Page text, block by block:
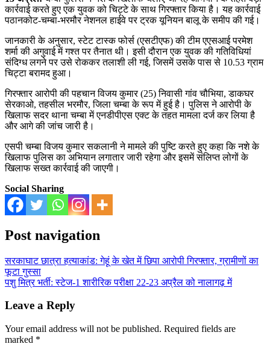
कार्रवाई करते हुए एक युवक को चिट्टे के साथ गिरफ्तार किया है। यह कार्रवाई
पठानकोट-चम्बा-भरमौर नेशनल हाईवे पर ट्रक यूनियन बालू के समीप की गई।
जानकारी के अनुसार, स्टेट टास्क फोर्स (एसटीएफ) की टीम एएसआई परमेश
शर्मा की अगुवाई में गश्त पर तैनात थी। इसी दौरान एक युवक की गतिविधियां
संदिग्ध लगने पर उसे रोककर तलाशी ली गई, जिसमें उसके पास से 10.53 ग्राम
चिट्टा बरामद हुआ।
गिरफ्तार आरोपी की पहचान विजय कुमार (25) निवासी गांव चौभिया, डाकघर
सेरकाओ, तहसील भरमौर, जिला चम्बा के रूप में हुई है। पुलिस ने आरोपी के
खिलाफ सदर थाना चम्बा में एनडीपीएस एक्ट के तहत मामला दर्ज कर लिया है
और आगे की जांच जारी है।
एसपी चम्बा विजय कुमार सकलानी ने मामले की पुष्टि करते हुए कहा कि नशे के
खिलाफ पुलिस का अभियान लगातार जारी रहेगा और इसमें संलिप्त लोगों के
खिलाफ सख्त कार्रवाई की जाएगी।
Social Sharing
Post navigation
सरकाघाट छात्रा हत्याकांड: गेहूं के खेत में छिपा आरोपी गिरफ्तार, ग्रामीणों का
फूटा गुस्सा
पशु मित्र भर्ती: स्टेज-1 शारीरिक परीक्षा 22-23 अप्रैल को नालागढ़ में
Leave a Reply
Your email address will not be published. Required fields are
marked *